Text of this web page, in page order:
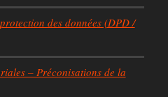
des données (DPD /
– Préconisations de la